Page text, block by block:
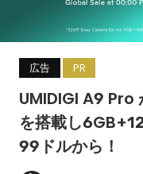
広告 PR
UMIDIGI A9 Pro
を搭載し
99ドルから！